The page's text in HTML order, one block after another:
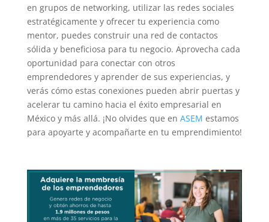
en grupos de networking, utilizar las redes sociales
estratégicamente y ofrecer tu experiencia como
mentor, puedes construir una red de contactos
sólida y beneficiosa para tu negocio. Aprovecha cada
oportunidad para conectar con otros
emprendedores y aprender de sus experiencias, y
verás cómo estas conexiones pueden abrir puertas y
acelerar tu camino hacia el éxito empresarial en
México y más allá. ¡No olvides que en ASEM estamos
para apoyarte y acompañarte en tu emprendimiento!